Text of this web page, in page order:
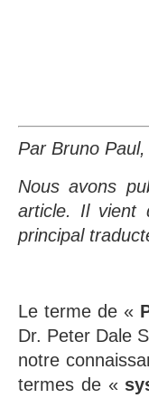
Par Bruno
Nous avons
article. Il vient
principal
Le terme de «
Dr. Peter Dale
notre
termes de «